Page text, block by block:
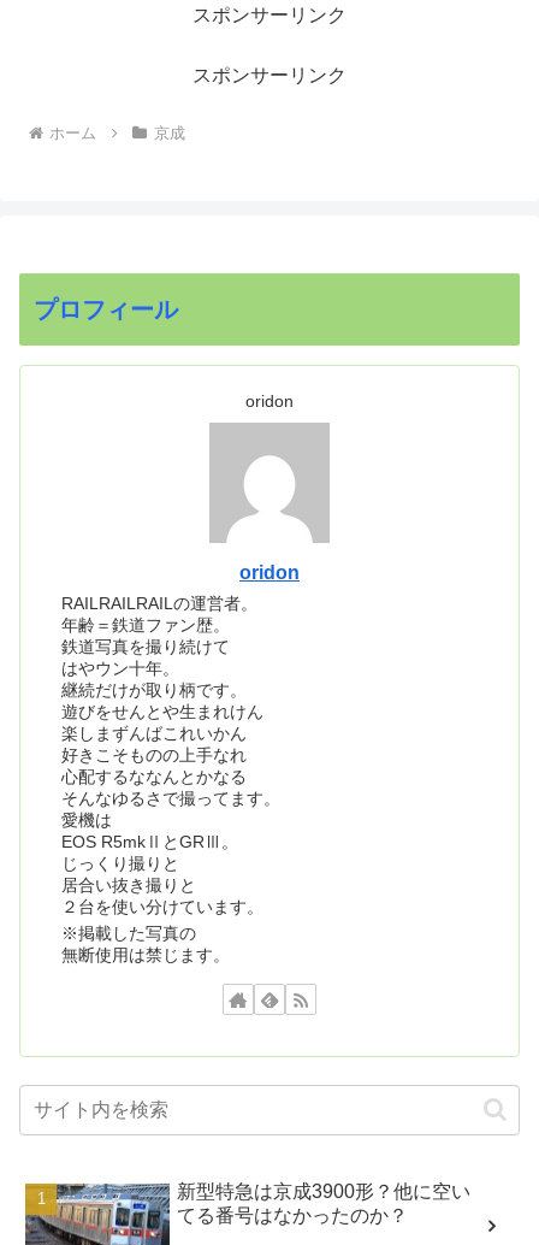
スポンサーリンク
スポンサーリンク
ホーム 京成
プロフィール
oridon
oridon
RAILRAILRAILの運営者。
年齢＝鉄道ファン歴。
鉄道写真を撮り続けて
はやウン十年。
継続だけが取り柄です。
遊びをせんとや生まれけん
楽しまずんばこれいかん
好きこそものの上手なれ
心配するななんとかなる
そんなゆるさで撮ってます。
愛機は
EOS R5mkⅡとGRⅢ。
じっくり撮りと
居合い抜き撮りと
２台を使い分けています。
※掲載した写真の
無断使用は禁じます。
新型特急は京成3900形？他に空い
てる番号はなかったのか？